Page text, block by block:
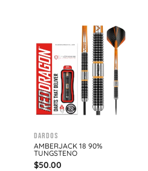
Dardos
AMBERJACK 18 90%
TUNGSTENO
$50.00